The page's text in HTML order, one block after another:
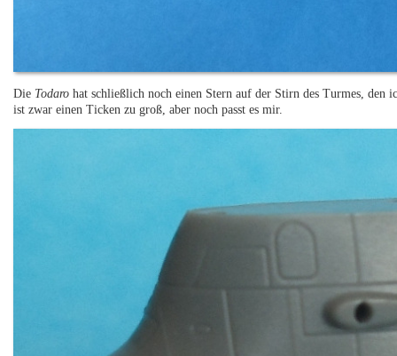
Die Todaro hat schließlich noch einen Stern auf der Stirn des Turmes,
ist zwar einen Ticken zu groß, aber noch passt es mir.